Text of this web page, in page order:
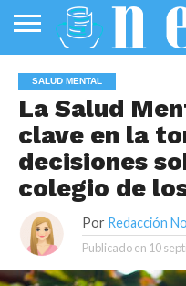
PÚBLICA
SANIDAD
INVESTIGACIÓN
ENTREVISTAS
PROFESIONALES
DE LA SALUD
INFOGRAFÍAS
DE SALUD
OPINIÓN
SALUD MENTAL
La Salud
clave en la
decisiones
colegio de
Por Redacción
Publicado en 10